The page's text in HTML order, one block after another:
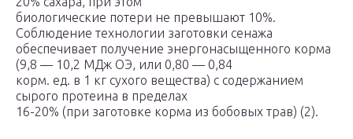
биологические потери не превышают 10%.
Соблюдение технологии заготовки сенажа
обеспечивает получение энергонасыщенного корма
(9,8 — 10,2 МДж ОЭ, или 0,80 — 0,84
корм. ед. в 1 кг сухого вещества) с содержанием
сырого протеина в пределах
16-20% (при заготовке корма из бобовых трав) (2).